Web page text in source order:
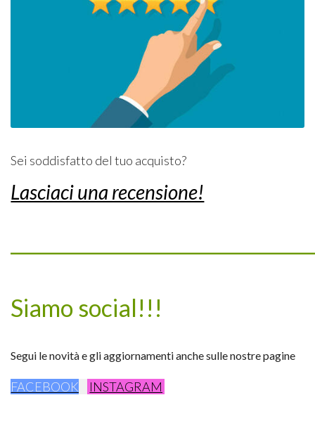
Sei soddisfatto del tuo acquisto?
Lasciaci una recensione!
Siamo social!!!
Segui le novità e gli aggiornamenti anche sulle nostre pagine
FACEBOOK INSTAGRAM